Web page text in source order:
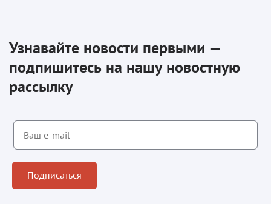
Узнавайте новости первыми —
подпишитесь на нашу новостную
рассылку
Подписаться